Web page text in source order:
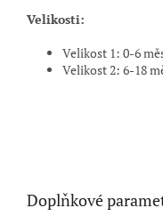
Velikosti:
Velikost 1: 0-6
Velikost 2: 6-18
Doplňkové